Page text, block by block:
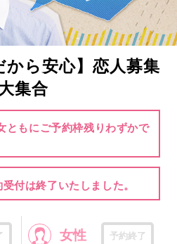
から安心】恋人募集
集合
ともにご予約枠残りわずかで
付は終了いたしました。
女性 予約終了